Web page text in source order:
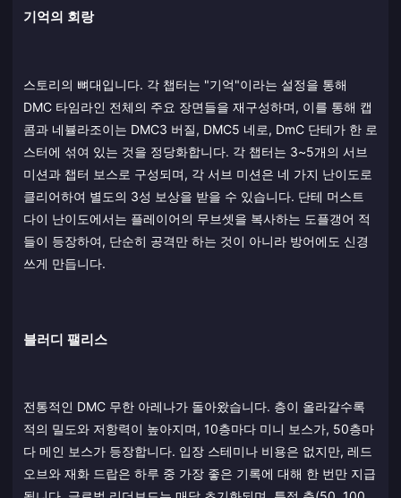
기억의 회랑
스토리의 뼈대입니다. 각 챕터는 "기억"이라는 설정을 통해
DMC 타임라인 전체의 주요 장면들을 재구성하며, 이를 통해 캡
콤과 네뷸라조이는 DMC3 버질, DMC5 네로, DmC 단테가 한 로
스터에 섞여 있는 것을 정당화합니다. 각 챕터는 3~5개의 서브
미션과 챕터 보스로 구성되며, 각 서브 미션은 네 가지 난이도로
클리어하여 별도의 3성 보상을 받을 수 있습니다. 단테 머스트
다이 난이도에서는 플레이어의 무브셋을 복사하는 도플갱어 적
들이 등장하여, 단순히 공격만 하는 것이 아니라 방어에도 신경
쓰게 만듭니다.
블러디 팰리스
전통적인 DMC 무한 아레나가 돌아왔습니다. 층이 올라갈수록
적의 밀도와 저항력이 높아지며, 10층마다 미니 보스가, 50층마
다 메인 보스가 등장합니다. 입장 스테미나 비용은 없지만, 레드
오브와 재화 드랍은 하루 중 가장 좋은 기록에 대해 한 번만 지급